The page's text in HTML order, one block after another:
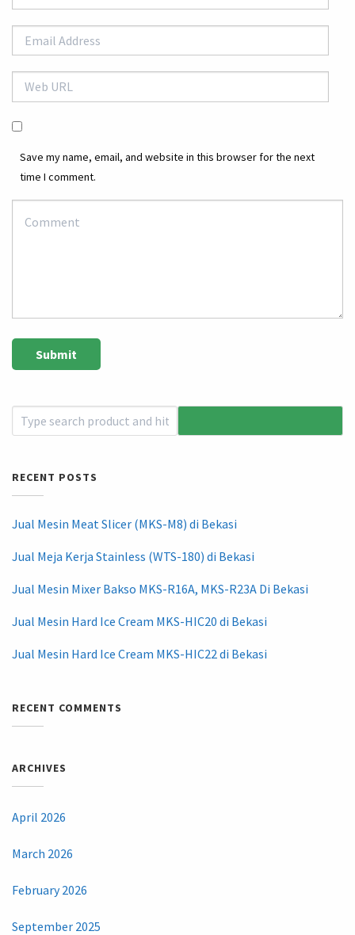
Save my name, email, and website in this browser for the next
time I comment.
RECENT POSTS
Jual Mesin Meat Slicer (MKS-M8) di Bekasi
Jual Meja Kerja Stainless (WTS-180) di Bekasi
Jual Mesin Mixer Bakso MKS-R16A, MKS-R23A Di Bekasi
Jual Mesin Hard Ice Cream MKS-HIC20 di Bekasi
Jual Mesin Hard Ice Cream MKS-HIC22 di Bekasi
RECENT COMMENTS
ARCHIVES
April 2026
March 2026
February 2026
September 2025